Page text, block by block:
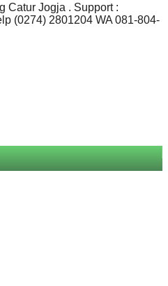
Catur Jogja . Support :
(0274) 2801204 WA 081-804-